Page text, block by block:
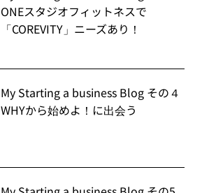
ONEスタジオフィットネスで
「COREVITY」ニーズあり！
My Starting a business Blog その４
WHYから始めよ！に出会う